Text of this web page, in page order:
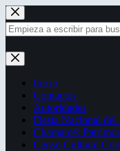
Saltar
al
contenido
Sin
resultados
Inicio
Contactos
Autoridades
Fiesta Nacional del
Chamamé:
Censo Cultural